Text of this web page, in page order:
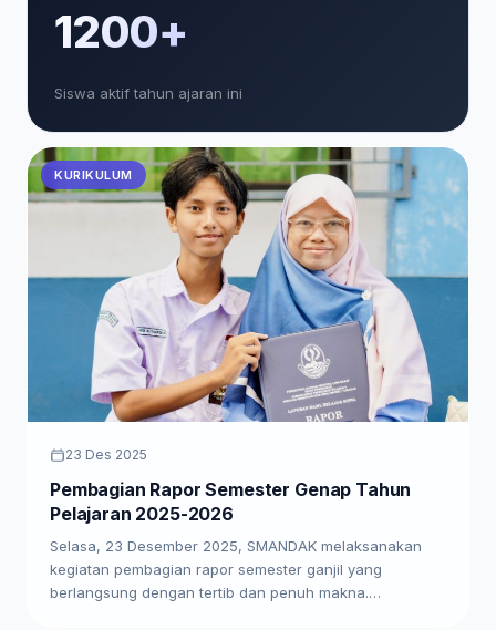
1200+
Siswa aktif tahun ajaran ini
KURIKULUM
23 Des 2025
Pembagian Rapor Semester Genap Tahun
Pelajaran 2025-2026
Selasa, 23 Desember 2025, SMANDAK melaksanakan
kegiatan pembagian rapor semester ganjil yang
berlangsung dengan tertib dan penuh makna.…